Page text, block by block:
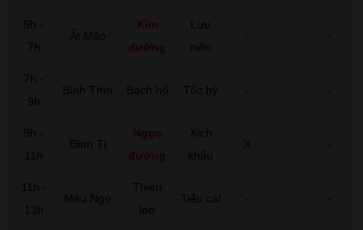
5h -
7h
Ất Mão
Kim
đường
Lưu
niên
- - -
7h -
9h
Bính Thìn Bạch hổ Tốc hỷ - - -
9h -
11h
Đinh Tị
Ngọc
đường
Xích
khẩu
X - -
11h -
13h
Mậu Ngọ
Thiên
lao
Tiểu cát - - -